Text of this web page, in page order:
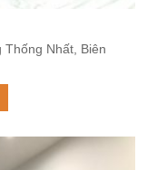
Nhất, Biên